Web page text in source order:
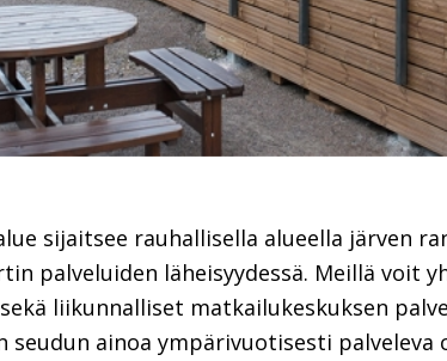
sijaitsee rauhallisella alueella järven
palveluiden läheisyydessä. Meillä voit
liikunnalliset matkailukeskuksen
seudun ainoa ympärivuotisesti palveleva